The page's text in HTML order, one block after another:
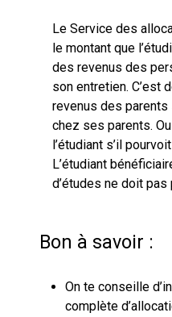
Le Service des
le montant que
des revenus des
son entretien. C’est
revenus des parents
chez ses parents.
l’étudiant s’il
L’étudiant
d’études ne doit pas
Bon à savoir :
On te conseille
complète